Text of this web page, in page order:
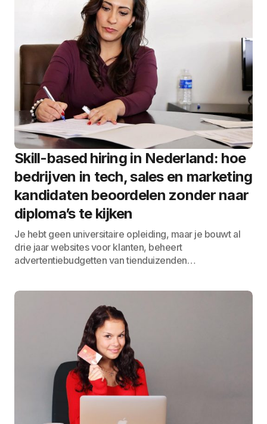
Skill-based hiring in Nederland: hoe
bedrijven in tech, sales en marketing
kandidaten beoordelen zonder naar
diploma’s te kijken
Je hebt geen universitaire opleiding, maar je bouwt al
drie jaar websites voor klanten, beheert
advertentiebudgetten van tienduizenden…